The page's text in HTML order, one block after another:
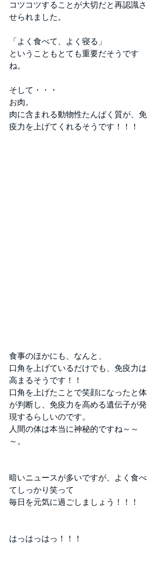
コツコツすることが大切だと再認識さ
せられました。
「よく食べて、よく寝る」
ということもとても重要だそうです
ね。
そして・・・
お肉。
肉に含まれる動物性たんぱく質が、免
疫力を上げてくれるそうです！！！
食事のほかにも、なんと、
口角を上げているだけでも、免疫力は
高まるそうです！！
口角を上げたことで笑顔になったと体
が判断し、免疫力を高める遺伝子が発
現するらしいのです。
人間の体は本当に神秘的ですね～～
～。
暗いニュースが多いですが、よく食べ
てしっかり笑って
毎日を元気に過ごしましょう！！！
はっはっはっ！！！